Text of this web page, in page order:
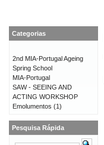
Categorias
2nd MIA-Portugal Ageing
Spring School
MIA-Portugal
SAW - SEEING AND
ACTING WORKSHOP
Emolumentos (1)
Pesquisa Rápida